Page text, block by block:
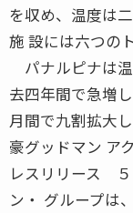
を収め、温度は
施 設には六つの
パナルピナは
去四年間で急増
月間で九割拡大し
豪グッドマン ア
レスリリース
ン・ グループは